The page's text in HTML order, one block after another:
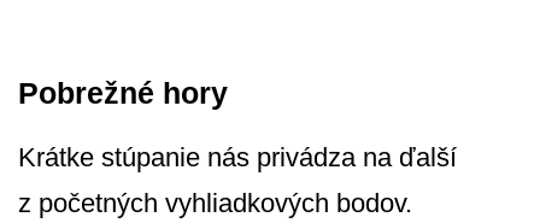
Pobrežné hory
Krátke stúpanie nás privádza na ďalší
z početných vyhliadkových bo­dov.